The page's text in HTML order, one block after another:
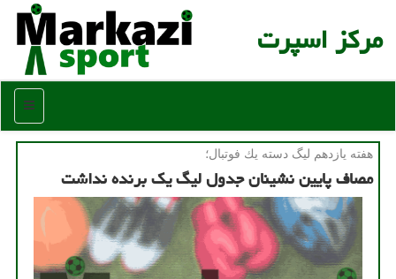
مركز اسپرت
منو
هفته یازدهم لیگ دسته یك فوتبال؛
مصاف پایین نشینان جدول لیگ یك برنده نداشت